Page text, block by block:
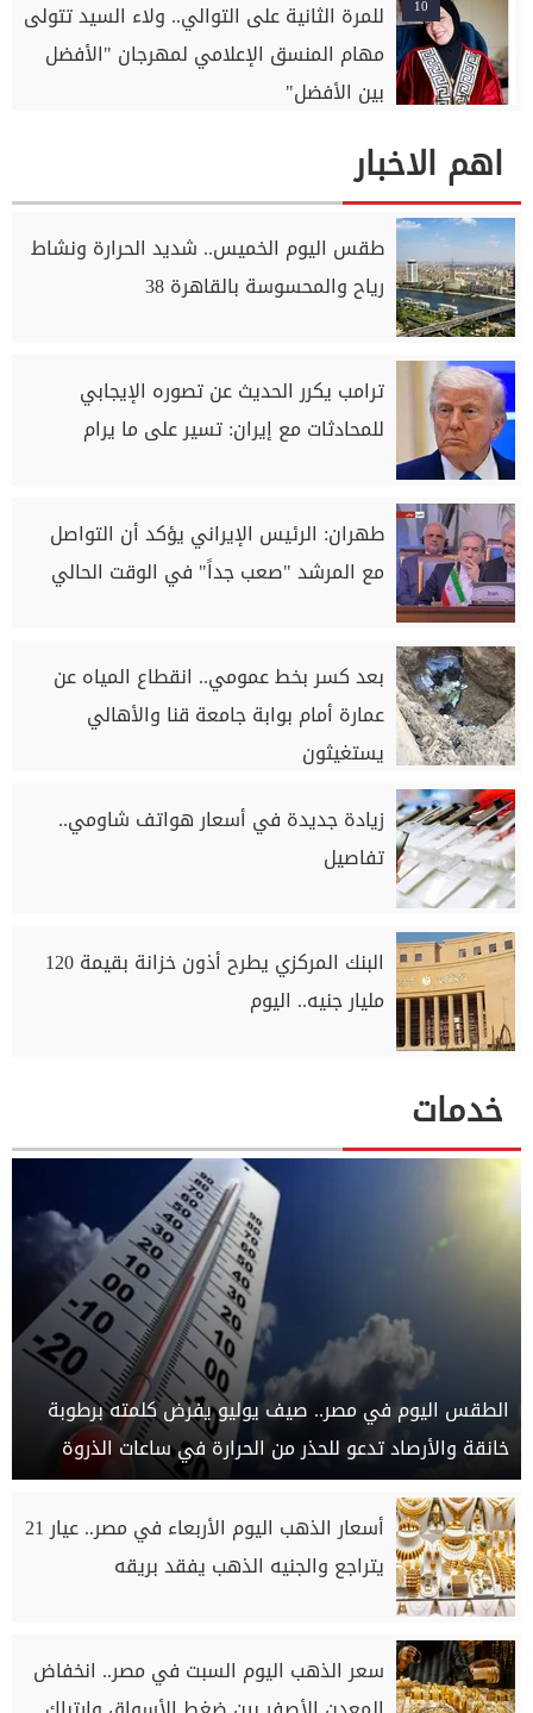
10
للمرة الثانية على التوالي.. ولاء السيد تتولى
مهام المنسق الإعلامي لمهرجان "الأفضل
بين الأفضل"
اهم الاخبار
طقس اليوم الخميس.. شديد الحرارة ونشاط
رياح والمحسوسة بالقاهرة 38
ترامب يكرر الحديث عن تصوره الإيجابي
للمحادثات مع إيران: تسير ‌على ما يرام
طهران: الرئيس الإيراني يؤكد أن التواصل
مع المرشد "صعب جداً" في الوقت الحالي
بعد كسر بخط عمومي.. انقطاع المياه عن
عمارة أمام بوابة جامعة قنا والأهالي
يستغيثون
زيادة جديدة في أسعار هواتف شاومي..
تفاصيل
البنك المركزي يطرح أذون خزانة بقيمة 120
مليار جنيه.. اليوم
خدمات
الطقس اليوم في مصر.. صيف يوليو يفرض كلمته برطوبة
خانقة والأرصاد تدعو للحذر من الحرارة في ساعات الذروة
أسعار الذهب اليوم الأربعاء في مصر.. عيار 21
يتراجع والجنيه الذهب يفقد بريقه
سعر الذهب اليوم السبت في مصر.. انخفاض